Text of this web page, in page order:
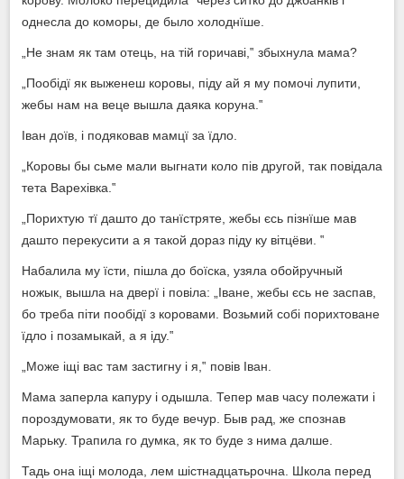
однесла до коморы, де было холоднїше.
„Не знам як там отець, на тій горичаві,‟ збыхнула мама?
„Пообідї як выженеш коровы, піду ай я му помочі лупити,
жебы нам на веце вышла даяка коруна.‟
Іван доїв, і подяковав мамцї за їдло.
„Коровы бы сьме мали выгнати коло пів другой, так повідала
тета Варехівка.‟
„Порихтую тї дашто до танїстряте, жебы єсь пізнїше мав
дашто перекусити а я такой дораз піду ку вітцёви. ‟
Набалила му їсти, пішла до боїска, узяла обойручный
ножык, вышла на дверї і повіла: „Іване, жебы єсь не заспав,
бо треба піти пообідї з коровами. Возьмий собі порихтоване
їдло і позамыкай, а я іду.‟
„Може іщі вас там застигну і я,‟ повів Іван.
Мама заперла капуру і одышла. Тепер мав часу полежати і
пороздумовати, як то буде вечур. Быв рад, же спознав
Марьку. Трапила го думка, як то буде з нима далше.
Тадь она іщі молода, лем шістнадцатьрочна. Школа перед